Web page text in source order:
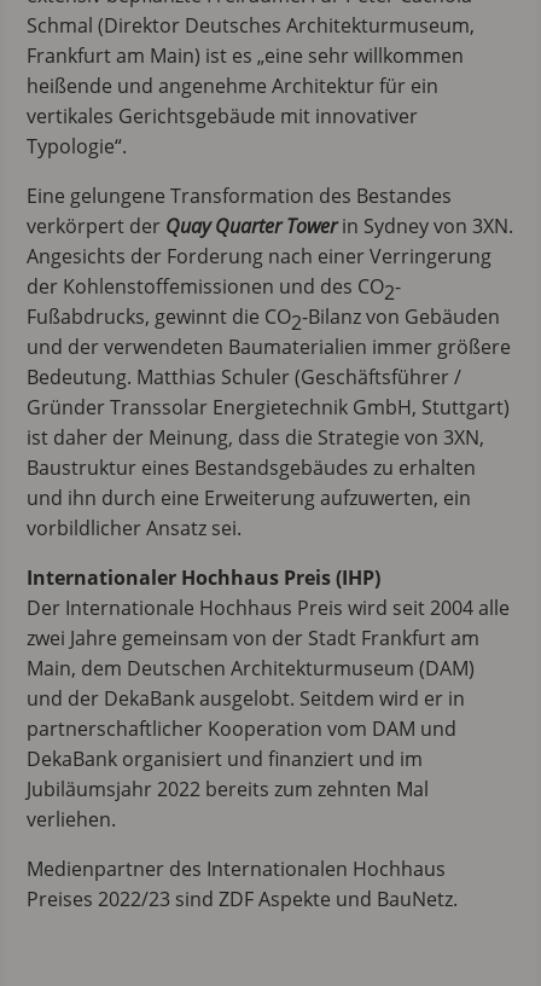
Schmal (Direktor Deutsches Architekturmuseum,
Frankfurt am Main) ist es „eine sehr willkommen
heißende und angenehme Architektur für ein
vertikales Gerichtsgebäude mit innovativer
Typologie“.
Eine gelungene Transformation des Bestandes
verkörpert der Quay Quarter Towerin Sydney von 3XN.
Angesichts der Forderung nach einer Verringerung
der Kohlenstoffemissionen und des CO2-
Fußabdrucks, gewinnt die CO2-Bilanz von Gebäuden
und der verwendeten Baumaterialien immer größere
Bedeutung. Matthias Schuler (Geschäftsführer /
Gründer Transsolar Energietechnik GmbH, Stuttgart)
ist daher der Meinung, dass die Strategie von 3XN,
Baustruktur eines Bestandsgebäudes zu erhalten
und ihn durch eine Erweiterung aufzuwerten, ein
vorbildlicher Ansatz sei.
Internationaler Hochhaus Preis (IHP)
Der Internationale Hochhaus Preis wird seit 2004 alle
zwei Jahre gemeinsam von der Stadt Frankfurt am
Main, dem Deutschen Architekturmuseum (DAM)
und der DekaBank ausgelobt. Seitdem wird er in
partnerschaftlicher Kooperation vom DAM und
DekaBank organisiert und finanziert und im
Jubiläumsjahr 2022 bereits zum zehnten Mal
verliehen.
Medienpartner des Internationalen Hochhaus
Preises 2022/23 sind ZDF Aspekte und BauNetz.